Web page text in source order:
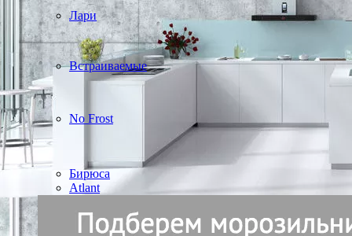
Лари
Встраиваемые
No Frost
Бирюса
Atlant